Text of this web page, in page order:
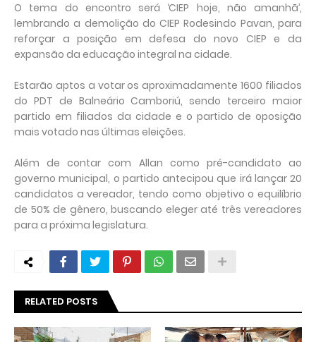
O tema do encontro será ‘CIEP hoje, não amanhã’,
lembrando a demolição do CIEP Rodesindo Pavan, para
reforçar a posição em defesa do novo CIEP e da
expansão da educação integral na cidade.
Estarão aptos a votar os aproximadamente 1600 filiados
do PDT de Balneário Camboriú, sendo terceiro maior
partido em filiados da cidade e o partido de oposição
mais votado nas últimas eleições.
Além de contar com Allan como pré-candidato ao
governo municipal, o partido antecipou que irá lançar 20
candidatos a vereador, tendo como objetivo o equilíbrio
de 50% de gênero, buscando eleger até três vereadores
para a próxima legislatura.
RELATED POSTS